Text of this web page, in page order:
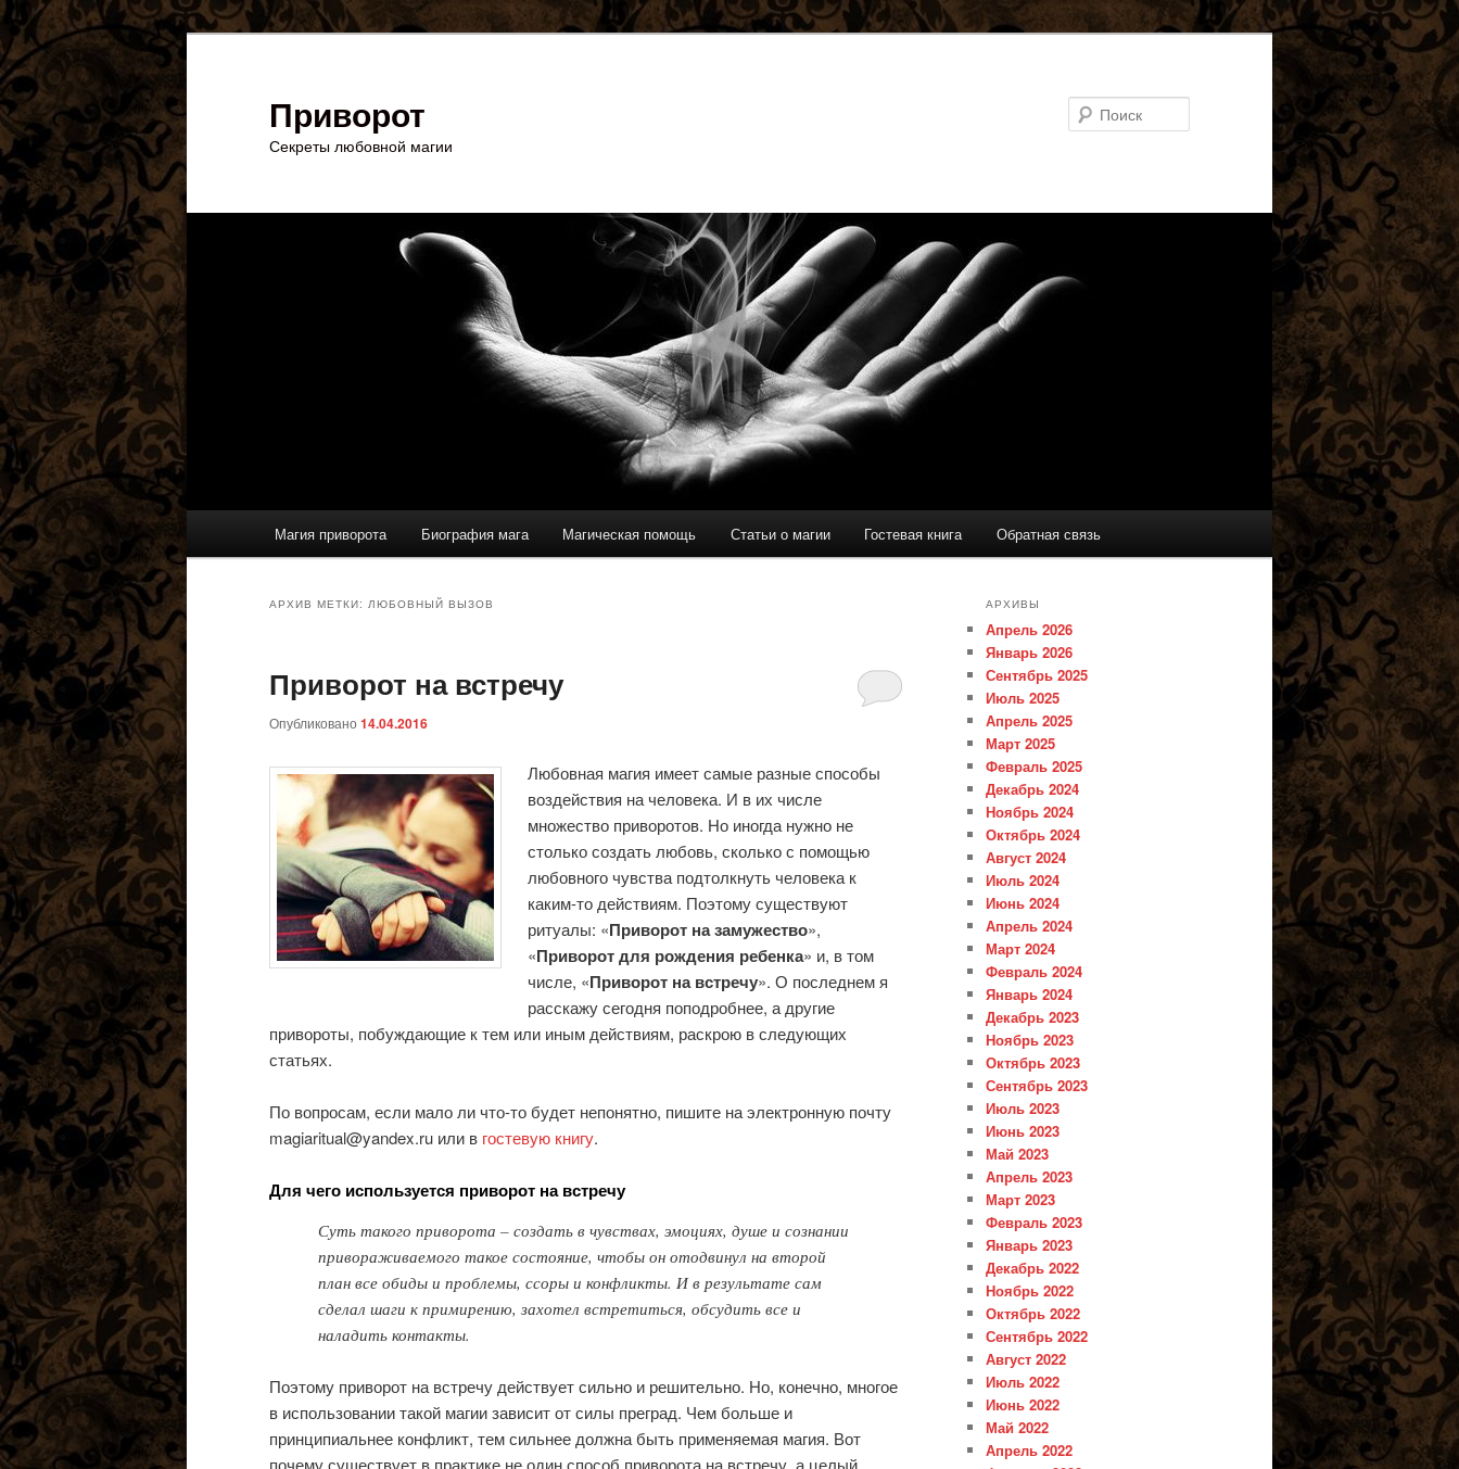
Перейти
к
основному
содержимому
Перейти
к
дополнительному
содержимому
Приворот
Секреты любовной магии
Магия приворота Биография мага Магическая помощь Статьи о магии Гостевая книга Обратная связь
АРХИВ МЕТКИ: ЛЮБОВНЫЙ ВЫЗОВ
Приворот на встречу
Опубликовано 14.04.2016
Любовная магия имеет самые разные способы
воздействия на человека. И в их числе
множество приворотов. Но иногда нужно не
столько создать любовь, сколько с помощью
любовного чувства подтолкнуть человека к
каким-то действиям. Поэтому существуют
ритуалы: «Приворот на замужество»,
«Приворот для рождения ребенка» и, в том
числе, «Приворот на встречу». О последнем я
расскажу сегодня поподробнее, а другие
привороты, побуждающие к тем или иным действиям, раскрою в следующих
статьях.
По вопросам, если мало ли что-то будет непонятно, пишите на электронную почту
magiaritual@yandex.ru или в гостевую книгу.
Для чего используется приворот на встречу
Суть такого приворота – создать в чувствах, эмоциях, душе и сознании
привораживаемого такое состояние, чтобы он отодвинул на второй
план все обиды и проблемы, ссоры и конфликты. И в результате сам
сделал шаги к примирению, захотел встретиться, обсудить все и
наладить контакты.
Поэтому приворот на встречу действует сильно и решительно. Но, конечно, многое
в использовании такой магии зависит от силы преград. Чем больше и
принципиальнее конфликт, тем сильнее должна быть применяемая магия. Вот
почему существует в практике не один способ приворота на встречу, а целый
АРХИВЫ
Апрель 2026
Январь 2026
Сентябрь 2025
Июль 2025
Апрель 2025
Март 2025
Февраль 2025
Декабрь 2024
Ноябрь 2024
Октябрь 2024
Август 2024
Июль 2024
Июнь 2024
Апрель 2024
Март 2024
Февраль 2024
Январь 2024
Декабрь 2023
Ноябрь 2023
Октябрь 2023
Сентябрь 2023
Июль 2023
Июнь 2023
Май 2023
Апрель 2023
Март 2023
Февраль 2023
Январь 2023
Декабрь 2022
Ноябрь 2022
Октябрь 2022
Сентябрь 2022
Август 2022
Июль 2022
Июнь 2022
Май 2022
Апрель 2022